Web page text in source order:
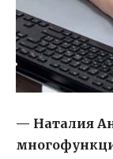
— Наталия